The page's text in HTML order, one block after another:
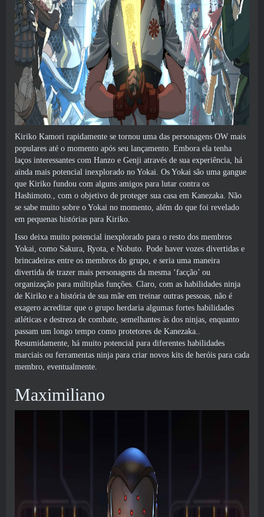
Kiriko Kamori rapidamente se tornou uma das personagens OW mais
populares até o momento após seu lançamento. Embora ela tenha
laços interessantes com Hanzo e Genji através de sua experiência, há
ainda mais potencial inexplorado no Yokai. Os Yokai são uma gangue
que Kiriko fundou com alguns amigos para lutar contra os
Hashimoto., com o objetivo de proteger sua casa em Kanezaka. Não
se sabe muito sobre o Yokai no momento, além do que foi revelado
em pequenas histórias para Kiriko.
Isso deixa muito potencial inexplorado para o resto dos membros
Yokai, como Sakura, Ryota, e Nobuto. Pode haver vozes divertidas e
brincadeiras entre os membros do grupo, e seria uma maneira
divertida de trazer mais personagens da mesma ‘facção’ ou
organização para múltiplas funções. Claro, com as habilidades ninja
de Kiriko e a história de sua mãe em treinar outras pessoas, não é
exagero acreditar que o grupo herdaria algumas fortes habilidades
atléticas e destreza de combate, semelhantes às dos ninjas, enquanto
passam um longo tempo como protetores de Kanezaka..
Resumidamente, há muito potencial para diferentes habilidades
marciais ou ferramentas ninja para criar novos kits de heróis para cada
membro, eventualmente.
Maximiliano